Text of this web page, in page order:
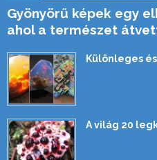
Gyönyörű képek egy
ahol a természet
Különleges
A világ 20